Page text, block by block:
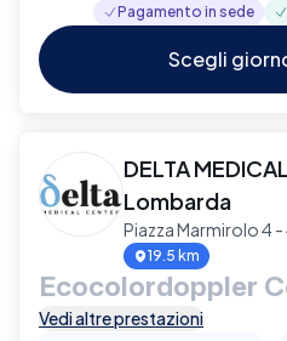
Pagamento in sede
Scegli
DELTA
Lombarda
Piazza Marmirolo 4
19.5 km
Ecocolordoppler
Vedi altre prestazioni